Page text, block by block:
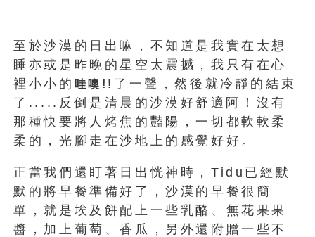
至於沙漠的日出嘛，不知道是我實在太想
睡亦或是昨晚的星空太震撼，我只有在心
裡小小的 哇噢!! 了一聲，然後就冷靜的結束
了.....反倒是清晨的沙漠好舒適阿！沒有
那種快要將人烤焦的豔陽，一切都軟軟柔
柔的，光腳走在沙地上的感覺好好。
正當我們還盯著日出恍神時，Tidu已經默
默的將早餐準備好了，沙漠的早餐很簡
單，就是埃及餅配上一些乳酪、無花果果
醬，加上葡萄、香瓜，另外還附贈一些不